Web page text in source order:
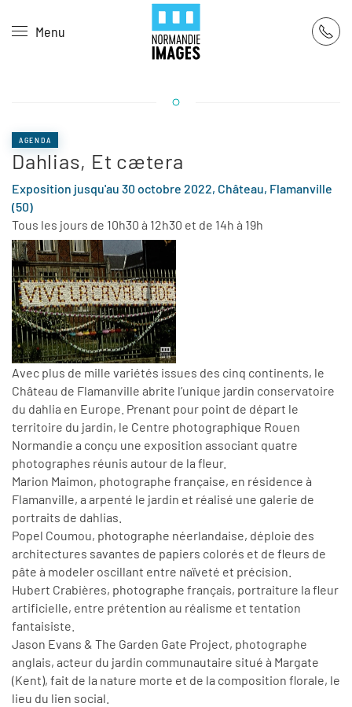
Skip to main content
Menu
AGENDA
Dahlias, Et cætera
Exposition jusqu'au 30 octobre 2022, Château, Flamanville
(50)
Tous les jours de 10h30 à 12h30 et de 14h à 19h
Avec plus de mille variétés issues des cinq continents, le
Château de Flamanville abrite l’unique jardin conservatoire
du dahlia en Europe. Prenant pour point de départ le
territoire du jardin, le Centre photographique Rouen
Normandie a conçu une exposition associant quatre
photographes réunis autour de la fleur.
Marion Maimon, photographe française, en résidence à
Flamanville, a arpenté le jardin et réalisé une galerie de
portraits de dahlias.
Popel Coumou, photographe néerlandaise, déploie des
architectures savantes de papiers colorés et de fleurs de
pâte à modeler oscillant entre naïveté et précision.
Hubert Crabières, photographe français, portraiture la fleur
artificielle, entre prétention au réalisme et tentation
fantaisiste.
Jason Evans & The Garden Gate Project, photographe
anglais, acteur du jardin communautaire situé à Margate
(Kent), fait de la nature morte et de la composition florale, le
lieu du lien social.
Panneau de gestion des cookies